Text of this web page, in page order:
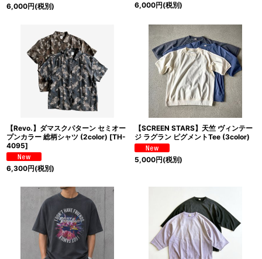
6,000円(税別) 6,000円(税別)
【Revo.】ダマスクパターン セミオー
プンカラー 総柄シャツ (2color) [TH-
4095]
6,300円(税別)
【SCREEN STARS】天竺 ヴィンテー
ジ ラグラン ピグメントTee (3color)
5,000円(税別)